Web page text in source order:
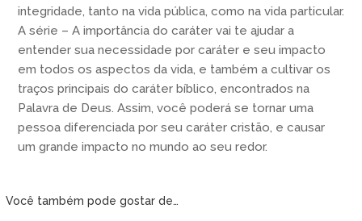
integridade, tanto na vida pública, como na vida particular.
A série – A importância do caráter vai te ajudar a
entender sua necessidade por caráter e seu impacto
em todos os aspectos da vida, e também a cultivar os
traços principais do caráter bíblico, encontrados na
Palavra de Deus. Assim, você poderá se tornar uma
pessoa diferenciada por seu caráter cristão, e causar
um grande impacto no mundo ao seu redor.
Você também pode gostar de…